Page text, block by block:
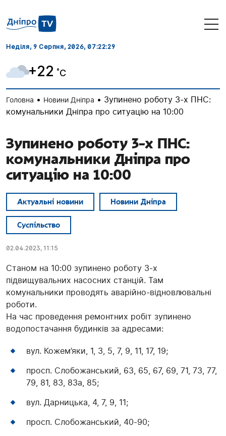
Неділя, 9 Серпня, 2026, 07:22:30
+22 ˚C
Головна • Новини Дніпра • Зупинено роботу 3-х ПНС:
комунальники Дніпра про ситуацію на 10:00
Зупинено роботу 3-х ПНС:
комунальники Дніпра про
ситуацію на 10:00
Актуальні новини Новини Дніпра
Суспільство
02.04.2023, 11:15
Станом на 10:00 зупинено роботу 3-х
підвищувальних насосних станцій. Там
комунальники проводять аварійно-відновлювальні
роботи.
На час проведення ремонтних робіт зупинено
водопостачання будинків за адресами:
вул. Кожем’яки, 1, 3, 5, 7, 9, 11, 17, 19;
просп. Слобожанський, 63, 65, 67, 69, 71, 73, 77,
79, 81, 83, 83а, 85;
вул. Дарницька, 4, 7, 9, 11;
просп. Слобожанський, 40-90;